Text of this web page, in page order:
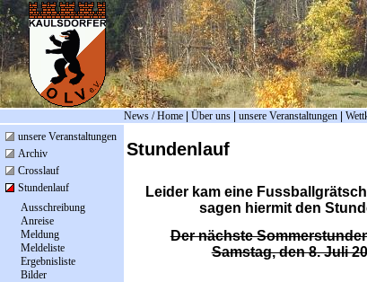
News / Home Über uns unsere Veranstaltungen
unsere Veranstaltungen
Archiv
Crosslauf
Stundenlauf
Ausschreibung
Anreise
Meldung
Meldeliste
Ergebnisliste
Bilder
Stundenlauf
Leider kam eine
sagen hiermit den
Der nächste
Samstag, den 8. Juli